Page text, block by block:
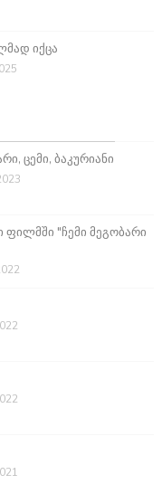
იქცა
ცემი, ბაკურიანი
ფილმში "ჩემი მეგობარი